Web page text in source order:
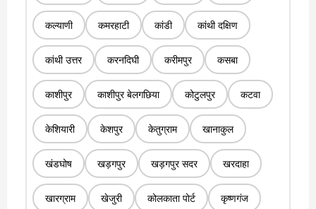
कल्याणी कमरहाटी कांडी कांथी दक्षिण
कांथी उत्तर करनदिघी करीमपुर कसबा
काशीपुर काशीपुर बेलगछिया कोटुलपुर कटवा
केशियारी केशपुर केतुग्राम खानाकुल
खंडघोष खड़गपुर खड़गपुर सदर खरदाहा
खारग्राम खेजुरी कोलकाता पोर्ट कृष्णगंज